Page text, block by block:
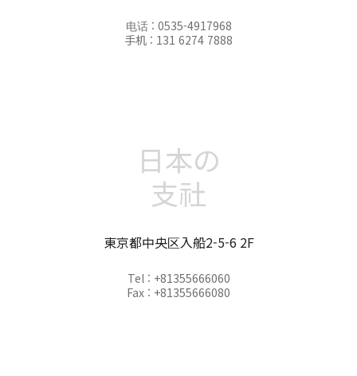
电话 : 0535-4917968
手机 : 131 6274 7888
日本の
支社
東京都中央区入船2-5-6 2F
Tel : +81355666060
Fax : +81355666080